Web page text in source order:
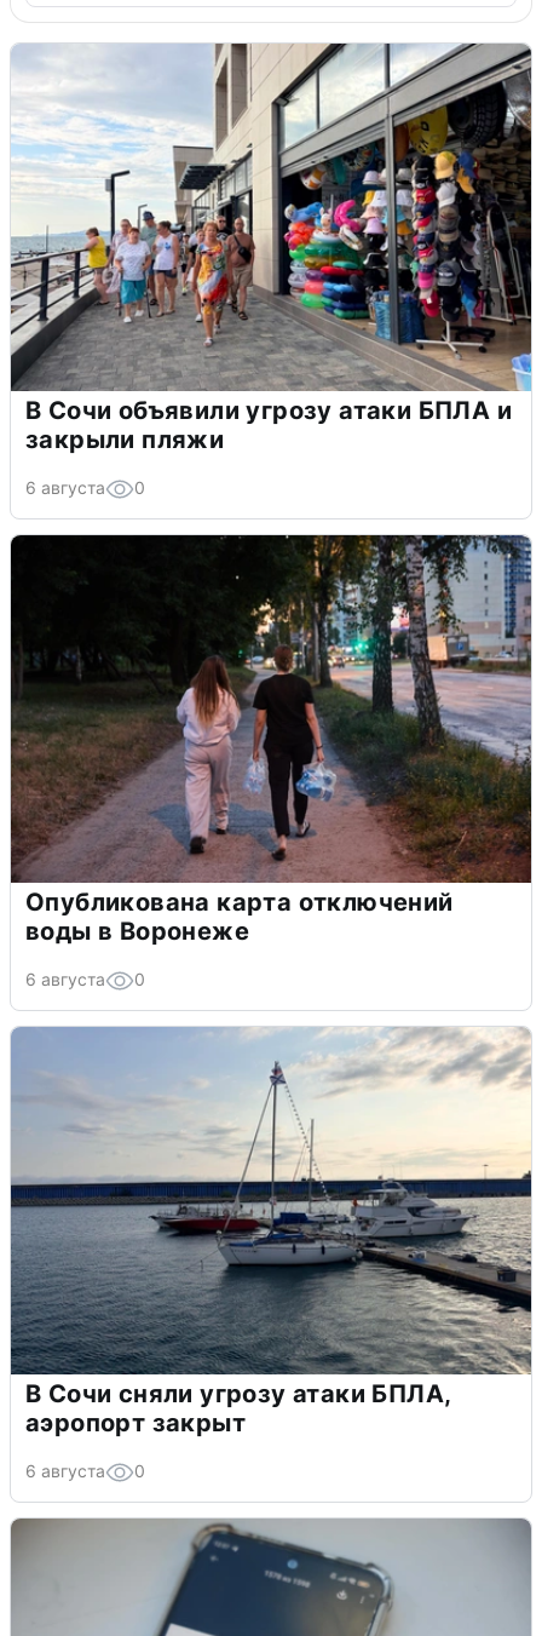
В Сочи объявили угрозу атаки БПЛА и
закрыли пляжи
6 августа 0
Опубликована карта отключений
воды в Воронеже
6 августа 0
В Сочи сняли угрозу атаки БПЛА,
аэропорт закрыт
6 августа 0